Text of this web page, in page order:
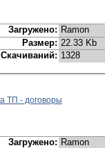
Загружено: Ramon
Размер: 22.33 Kb
Скачиваний: 1328
ТП - договоры
Загружено: Ramon